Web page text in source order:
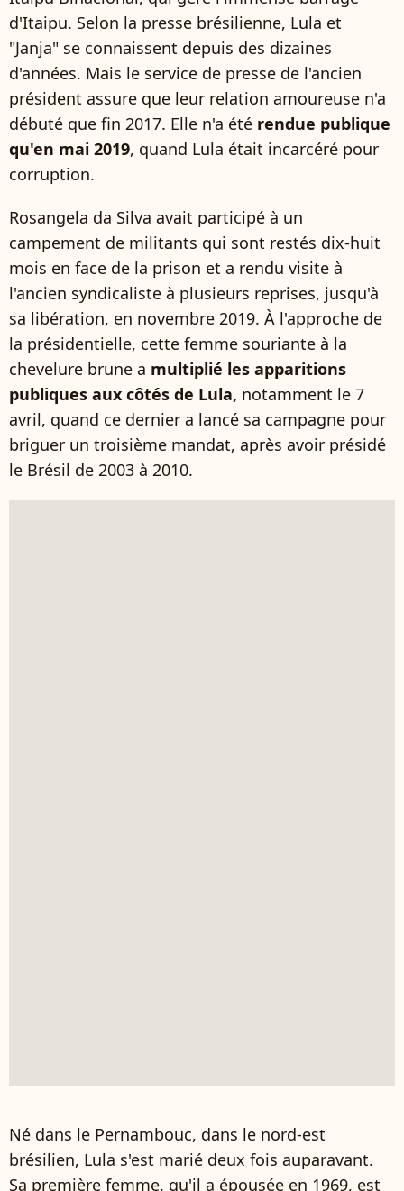
d'Itaipu. Selon la presse brésilienne, Lula et
"Janja" se connaissent depuis des dizaines
d'années. Mais le service de presse de l'ancien
président assure que leur relation amoureuse n'a
débuté que fin 2017. Elle n'a été rendue publique
qu'en mai 2019, quand Lula était incarcéré pour
corruption.
Rosangela da Silva avait participé à un
campement de militants qui sont restés dix-huit
mois en face de la prison et a rendu visite à
l'ancien syndicaliste à plusieurs reprises, jusqu'à
sa libération, en novembre 2019. À l'approche de
la présidentielle, cette femme souriante à la
chevelure brune a multiplié les apparitions
publiques aux côtés de Lula, notamment le 7
avril, quand ce dernier a lancé sa campagne pour
briguer un troisième mandat, après avoir présidé
le Brésil de 2003 à 2010.
Né dans le Pernambouc, dans le nord-est
brésilien, Lula s'est marié deux fois auparavant.
Sa première femme, qu'il a épousée en 1969, est